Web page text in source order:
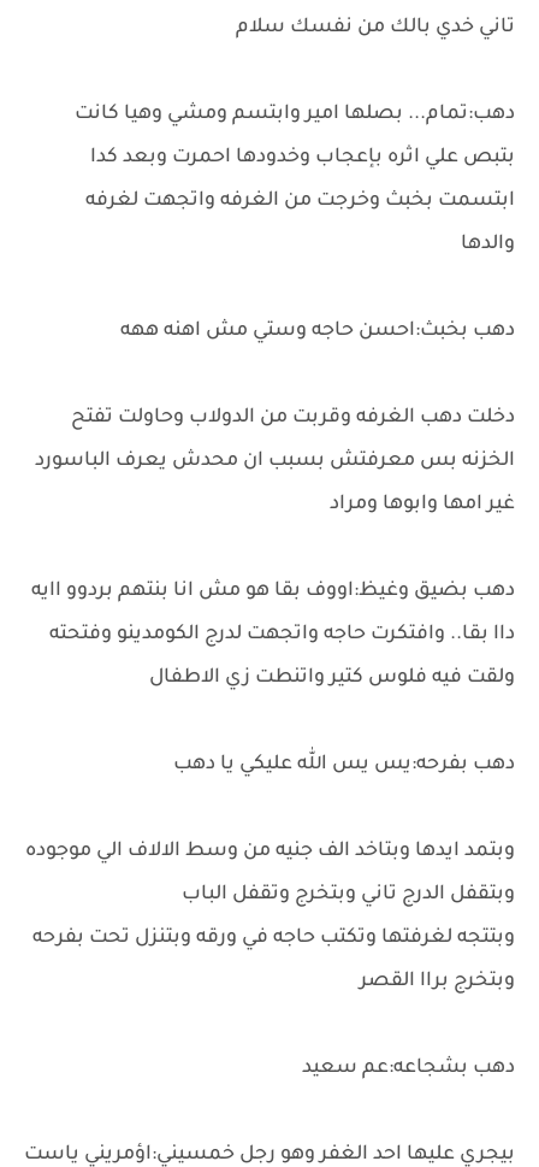
تاني خدي بالك من نفسك سلام
دهب:تمام... بصلها امير وابتسم ومشي وهيا كانت
بتبص علي اثره بإعجاب وخدودها احمرت وبعد كدا
ابتسمت بخبث وخرجت من الغرفه واتجهت لغرفه
والدها
دهب بخبث:احسن حاجه وستي مش اهنه ههه
دخلت دهب الغرفه وقربت من الدولاب وحاولت تفتح
الخزنه بس معرفتش بسبب ان محدش يعرف الباسورد
غير امها وابوها ومراد
دهب بضيق وغيظ:اووف بقا هو مش انا بنتهم بردوو اايه
داا بقا.. وافتكرت حاجه واتجهت لدرج الكومدينو وفتحته
ولقت فيه فلوس كتير واتنطت زي الاطفال
دهب بفرحه:يس يس الله عليكي يا دهب
وبتمد ايدها وبتاخد الف جنيه من وسط الالاف الي موجوده
وبتقفل الدرج تاني وبتخرج وتقفل الباب
وبتتجه لغرفتها وتكتب حاجه في ورقه وبتنزل تحت بفرحه
وبتخرج براا القصر
دهب بشجاعه:عم سعيد
بيجري عليها احد الغفر وهو رجل خمسيني:اؤمريني ياست